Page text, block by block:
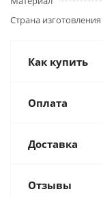
Страна изготовления
Как купить
Оплата
Доставка
Отзывы